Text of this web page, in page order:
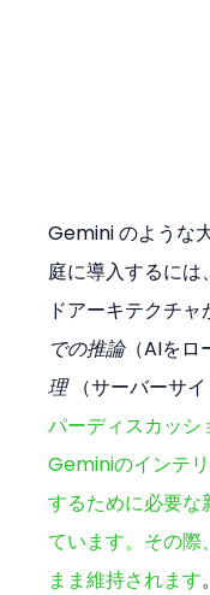
Gemini のような
庭に導入するには
ドアーキテクチャ
での推論（AIをロ
理 （サーバーサ
パーディスカッシ
Geminiのインテ
するために必要
ています。その
まま維持されます